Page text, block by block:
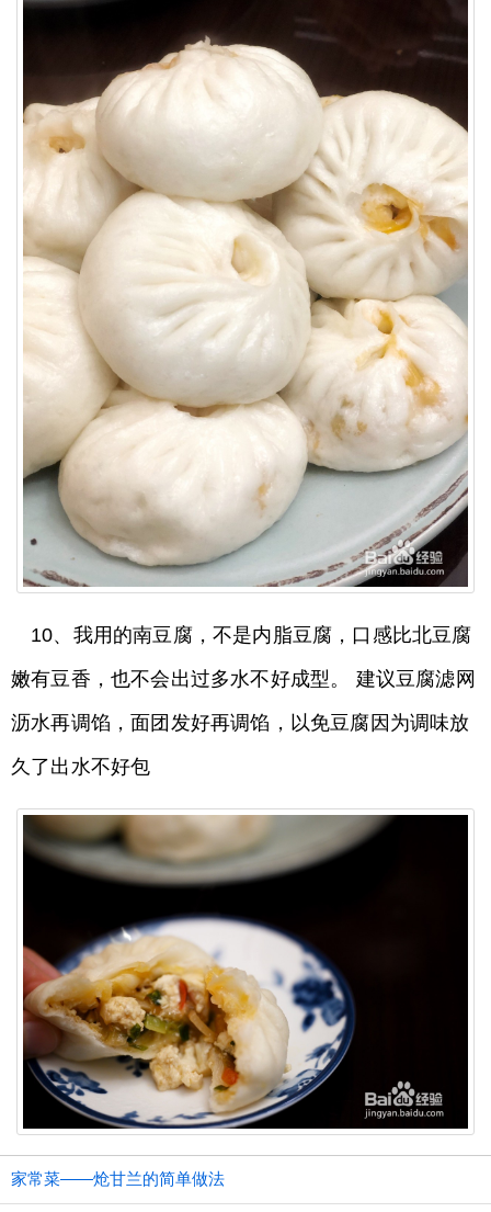
10、我用的南豆腐，不是内脂豆腐，口感比北豆腐
嫩有豆香，也不会出过多水不好成型。 建议豆腐滤网
沥水再调馅，面团发好再调馅，以免豆腐因为调味放
久了出水不好包
家常菜——炝甘兰的简单做法